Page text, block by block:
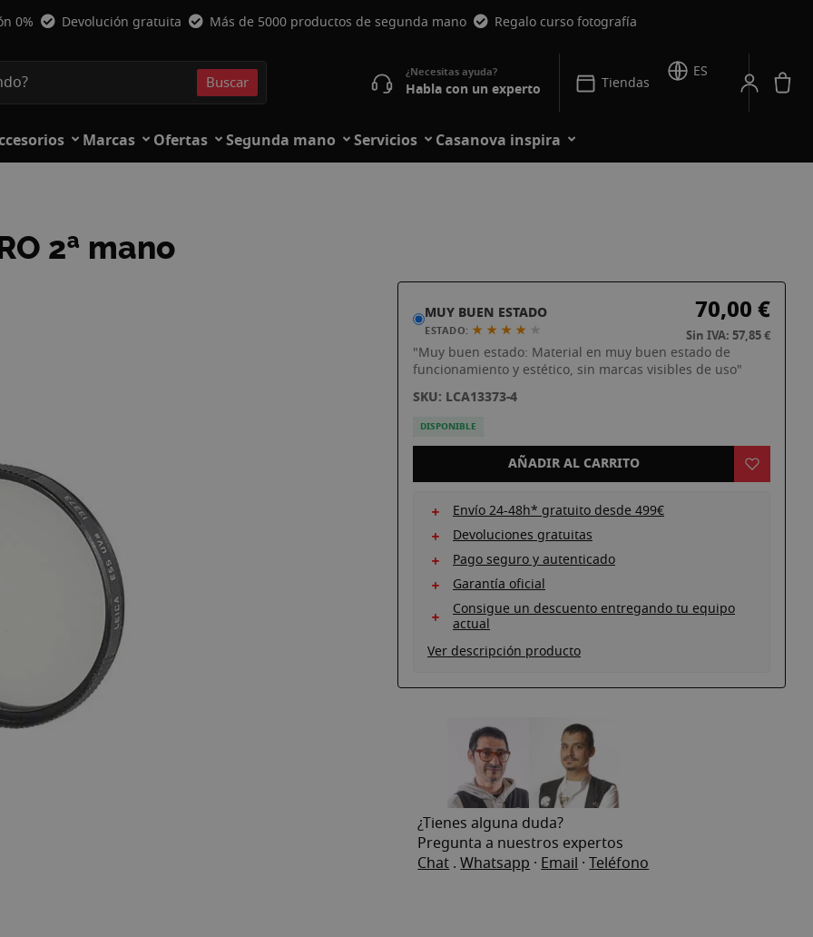
0% Devolución gratuita Más de 5000 productos de segunda mano Regalo curso fotografía
Buscar Habla con un experto Tiendas
ES
Marcas Ofertas Segunda mano Servicios Casanova inspira
2ª mano
MUY BUEN ESTADO
ESTADO: ★ ★ ★ ★ ★
70,00 €
Sin IVA: 57,85 €
"Muy buen estado: Material en muy buen estado de
funcionamiento y estético, sin marcas visibles de uso"
SKU: LCA13373-4
DISPONIBLE
AÑADIR AL CARRITO
Envío 24-48h* gratuito desde 499€
Devoluciones gratuitas
Pago seguro y autenticado
Garantía oficial
Consigue un descuento entregando tu equipo
actual
Ver descripción producto
¿Tienes alguna duda?
Pregunta a nuestros expertos
Chat.Whatsapp·Email·Teléfono